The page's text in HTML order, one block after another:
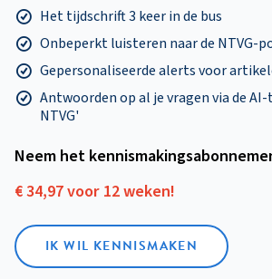
Het tijdschrift 3 keer in de bus
Onbeperkt luisteren naar de NTVG-
Gepersonaliseerde alerts voor
Antwoorden op al je vragen via de
NTVG'
Neem het
€ 34,97 voor 12 weken!
IK WIL KENNISMAKEN